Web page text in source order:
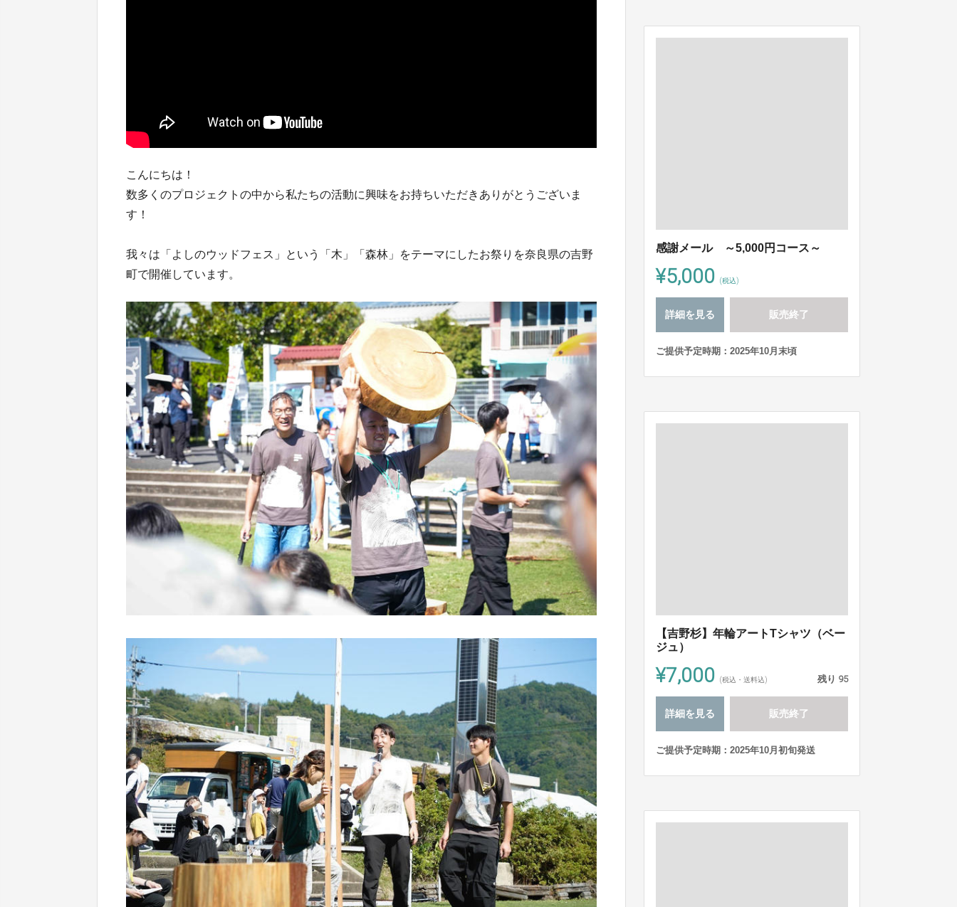
こんにちは！
数多くのプロジェクトの中から私たちの活動に興味をお持ちいただきありがとうございま
す！
我々は「よしのウッドフェス」という「木」「森林」をテーマにしたお祭りを奈良県の吉野
町で開催しています。
感謝メール ～5,000円コース～
¥5,000 (税込)
詳細を見る 販売終了
ご提供予定時期：2025年10月末頃
【吉野杉】年輪アートTシャツ（ベー
ジュ）
¥7,000 (税込・送料込) 残り 95
詳細を見る 販売終了
ご提供予定時期：2025年10月初旬発送